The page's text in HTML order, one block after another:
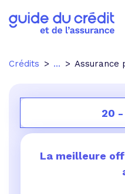
Crédits ... Assurance
20 -
La meilleure